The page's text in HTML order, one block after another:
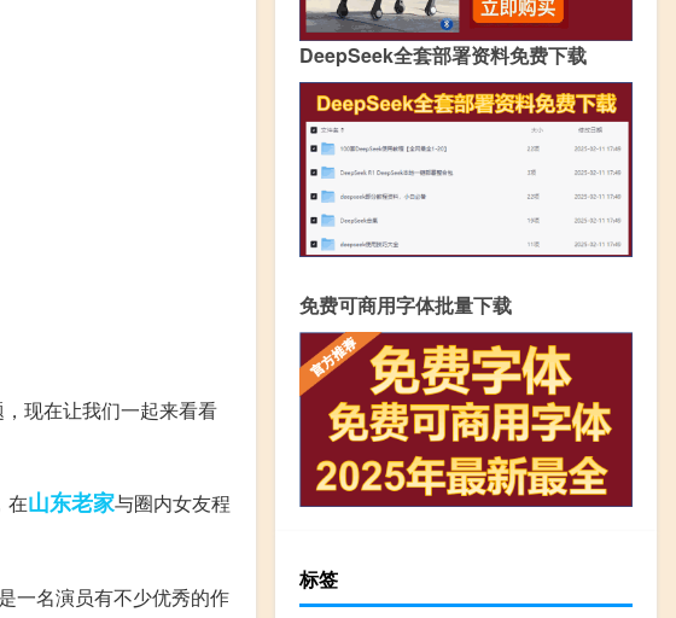
现在让我们一起来看看
在山东老家与圈内女友程
一名演员有不少优秀的作
DeepSeek全套部署资料免费下载
免费可商用字体批量下载
标签